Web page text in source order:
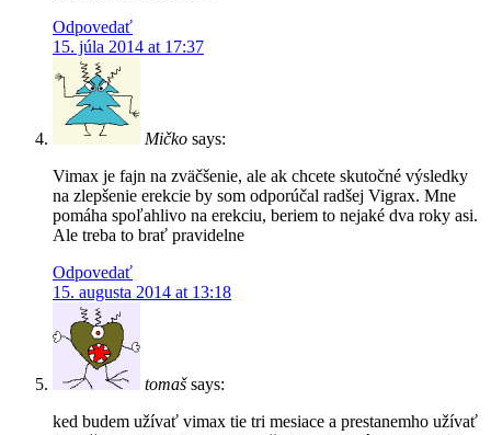
Odpovedať
15. júla 2014 at 17:37
Mičko says:
Vimax je fajn na zväčšenie, ale ak chcete skutočné výsledky
na zlepšenie erekcie by som odporúčal radšej Vigrax. Mne
pomáha spoľahlivo na erekciu, beriem to nejaké dva roky asi.
Ale treba to brať pravidelne
Odpovedať
15. augusta 2014 at 13:18
tomaš says:
ked budem užívať vimax tie tri mesiace a prestanemho užívať